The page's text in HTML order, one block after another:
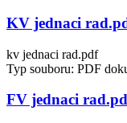
KV jednaci
kv jednaci rad.pdf
Typ souboru: PDF
FV jednaci